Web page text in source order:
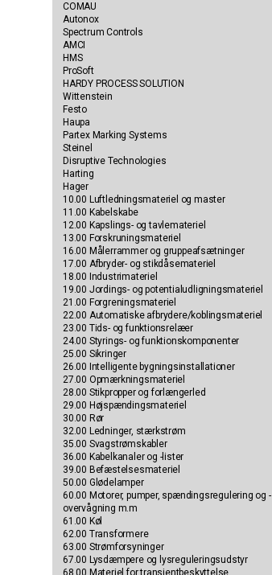
COMAU
Autonox
Spectrum Controls
AMCI
HMS
ProSoft
HARDY PROCESS SOLUTION
Wittenstein
Festo
Haupa
Partex Marking Systems
Steinel
Disruptive Technologies
Harting
Hager
10.00 Luftledningsmateriel og master
11.00 Kabelskabe
12.00 Kapslings- og tavlemateriel
13.00 Forskruningsmateriel
16.00 Målerrammer og gruppeafsætninger
17.00 Afbryder- og stikdåsemateriel
18.00 Industrimateriel
19.00 Jordings- og potentialudligningsmateriel
21.00 Forgreningsmateriel
22.00 Automatiske afbrydere/koblingsmateriel
23.00 Tids- og funktionsrelæer
24.00 Styrings- og funktionskomponenter
25.00 Sikringer
26.00 Intelligente bygningsinstallationer
27.00 Opmærkningsmateriel
28.00 Stikpropper og forlængerled
29.00 Højspændingsmateriel
30.00 Rør
32.00 Ledninger, stærkstrøm
35.00 Svagstrømskabler
36.00 Kabelkanaler og -lister
39.00 Befæstelsesmateriel
50.00 Glødelamper
60.00 Motorer, pumper, spændingsregulering og -
overvågning m.m
61.00 Køl
62.00 Transformere
63.00 Strømforsyninger
67.00 Lysdæmpere og lysreguleringsudstyr